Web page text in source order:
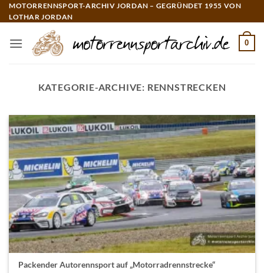
Zum
Inhalt
MOTORRENNSPORT-ARCHIV JORDAN – GEGRÜNDET 1955 VON
LOTHAR JORDAN
0
KATEGORIE-ARCHIVE: RENNSTRECKEN
Packender Autorennsport auf „Motorradrennstrecke“